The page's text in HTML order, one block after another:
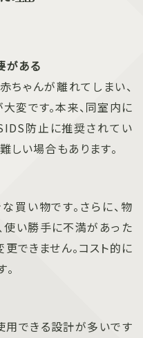
がある
ちゃんが離れてしまい、
変です。本来、同室内に
防止に推奨されてい
しい場合もあります。
買い物です。さらに、物
使い勝手に不満があった
できません。コスト的に
できる設計が多いです